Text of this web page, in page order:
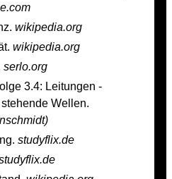
wikipedia.org
wikipedia.org
serlo.org
3.4: Leitungen -
Wellen.
studyflix.de